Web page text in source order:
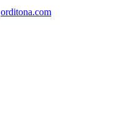
orditona.com